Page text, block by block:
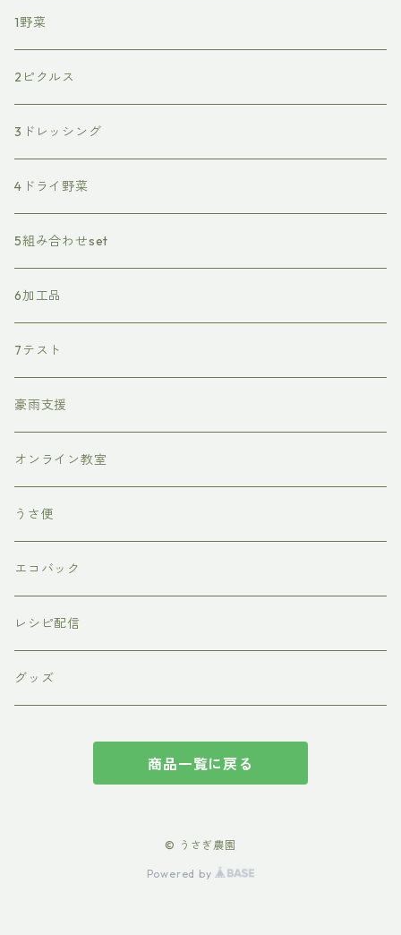
1野菜
2ピクルス
3ドレッシング
4ドライ野菜
5組み合わせset
6加工品
7テスト
豪雨支援
オンライン教室
うさ便
エコバック
レシピ配信
グッズ
商品一覧に戻る
© うさぎ農園
Powered by